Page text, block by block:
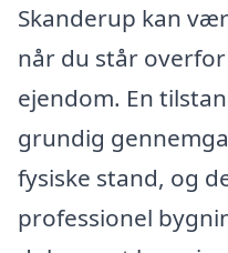
Skanderup kan
når du står
ejendom. En
grundig
fysiske stand, og
professionel